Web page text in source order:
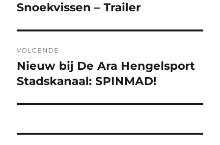
bericht:
Snoekvissen – Trailer
VOLGENDE
Volgend
bericht:
Nieuw bij De Ara Hengelsport
Stadskanaal: SPINMAD!